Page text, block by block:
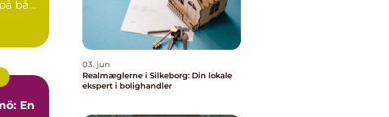
bå...
En
03. jun
Realmæglerne i Silkeborg: Din lokale
ekspert i bolighandler